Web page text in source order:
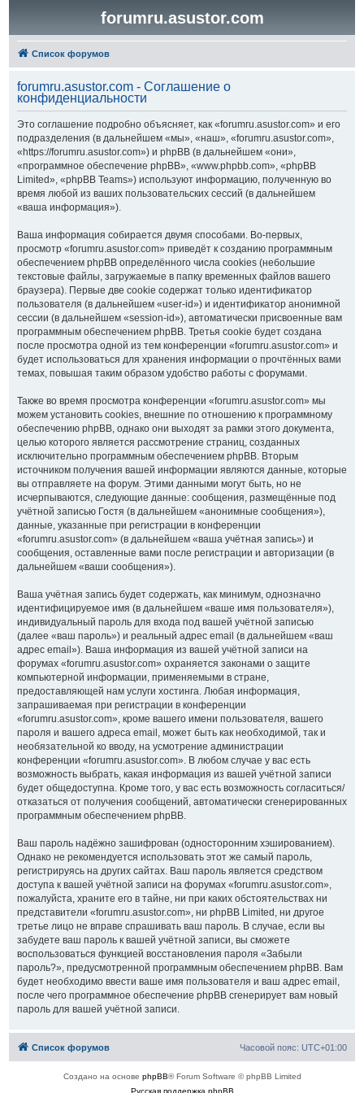
forumru.asustor.com
Список форумов
forumru.asustor.com - Соглашение о
конфиденциальности
Это соглашение подробно объясняет, как «forumru.asustor.com» и его
подразделения (в дальнейшем «мы», «наш», «forumru.asustor.com»,
«https://forumru.asustor.com») и phpBB (в дальнейшем «они»,
«программное обеспечение phpBB», «www.phpbb.com», «phpBB
Limited», «phpBB Teams») используют информацию, полученную во
время любой из ваших пользовательских сессий (в дальнейшем
«ваша информация»).
Ваша информация собирается двумя способами. Во-первых,
просмотр «forumru.asustor.com» приведёт к созданию программным
обеспечением phpBB определённого числа cookies (небольшие
текстовые файлы, загружаемые в папку временных файлов вашего
браузера). Первые две cookie содержат только идентификатор
пользователя (в дальнейшем «user-id») и идентификатор анонимной
сессии (в дальнейшем «session-id»), автоматически присвоенные вам
программным обеспечением phpBB. Третья cookie будет создана
после просмотра одной из тем конференции «forumru.asustor.com» и
будет использоваться для хранения информации о прочтённых вами
темах, повышая таким образом удобство работы с форумами.
Также во время просмотра конференции «forumru.asustor.com» мы
можем установить cookies, внешние по отношению к программному
обеспечению phpBB, однако они выходят за рамки этого документа,
целью которого является рассмотрение страниц, созданных
исключительно программным обеспечением phpBB. Вторым
источником получения вашей информации являются данные, которые
вы отправляете на форум. Этими данными могут быть, но не
исчерпываются, следующие данные: сообщения, размещённые под
учётной записью Гостя (в дальнейшем «анонимные сообщения»),
данные, указанные при регистрации в конференции
«forumru.asustor.com» (в дальнейшем «ваша учётная запись») и
сообщения, оставленные вами после регистрации и авторизации (в
дальнейшем «ваши сообщения»).
Ваша учётная запись будет содержать, как минимум, однозначно
идентифицируемое имя (в дальнейшем «ваше имя пользователя»),
индивидуальный пароль для входа под вашей учётной записью
(далее «ваш пароль») и реальный адрес email (в дальнейшем «ваш
адрес email»). Ваша информация из вашей учётной записи на
форумах «forumru.asustor.com» охраняется законами о защите
компьютерной информации, применяемыми в стране,
предоставляющей нам услуги хостинга. Любая информация,
запрашиваемая при регистрации в конференции
«forumru.asustor.com», кроме вашего имени пользователя, вашего
пароля и вашего адреса email, может быть как необходимой, так и
необязательной ко вводу, на усмотрение администрации
конференции «forumru.asustor.com». В любом случае у вас есть
возможность выбрать, какая информация из вашей учётной записи
будет общедоступна. Кроме того, у вас есть возможность согласиться/
отказаться от получения сообщений, автоматически сгенерированных
программным обеспечением phpBB.
Ваш пароль надёжно зашифрован (односторонним хэшированием).
Однако не рекомендуется использовать этот же самый пароль,
регистрируясь на других сайтах. Ваш пароль является средством
доступа к вашей учётной записи на форумах «forumru.asustor.com»,
пожалуйста, храните его в тайне, ни при каких обстоятельствах ни
представители «forumru.asustor.com», ни phpBB Limited, ни другое
третье лицо не вправе спрашивать ваш пароль. В случае, если вы
забудете ваш пароль к вашей учётной записи, вы сможете
воспользоваться функцией восстановления пароля «Забыли
пароль?», предусмотренной программным обеспечением phpBB. Вам
будет необходимо ввести ваше имя пользователя и ваш адрес email,
после чего программное обеспечение phpBB сгенерирует вам новый
пароль для вашей учётной записи.
Список форумов Часовой пояс: UTC+01:00
Создано на основе phpBB® Forum Software © phpBB Limited
Русская поддержка phpBB